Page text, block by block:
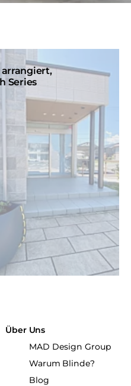
arrangiert,
Series
Über Uns
MAD Design Group
Warum Blinde?
Blog